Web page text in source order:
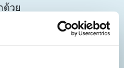
ด้วย